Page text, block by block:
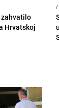
Hrvatskoj
/